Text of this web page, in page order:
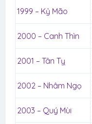
1999 – Kỷ Mão
2000 – Canh Thìn
2001 – Tân Tỵ
2002 – Nhâm Ngọ
2003 – Quý Mùi